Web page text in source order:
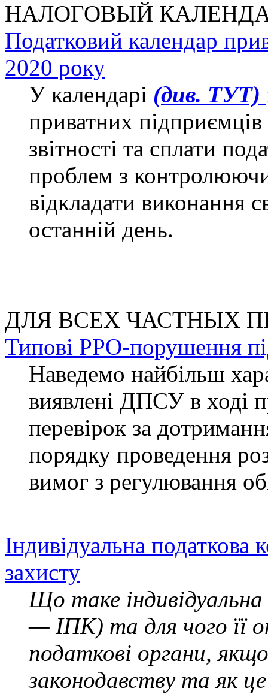
НАЛОГОВЫЙ
Податковий календар
2020 року
У календарі (див. ТУТ)
приватних
звітності та сплати
проблем з
відкладати виконання
останній день.
ДЛЯ ВСЕХ ЧАСТНЫХ
Типові РРО­-порушення
Наведемо найбільш
виявлені ДПСУ в ході
перевірок за
порядку проведення
вимог з регулювання
Індивідуальна податкова
захисту
Що таке
— ІПК) та для чого її
податкові органи,
законодавству та як